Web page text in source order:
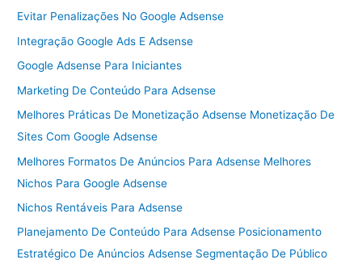
Evitar Penalizações No Google Adsense
Integração Google Ads E Adsense
Google Adsense Para Iniciantes
Marketing De Conteúdo Para Adsense
Melhores Práticas De Monetização Adsense Monetização De
Sites Com Google Adsense
Melhores Formatos De Anúncios Para Adsense Melhores
Nichos Para Google Adsense
Nichos Rentáveis Para Adsense
Planejamento De Conteúdo Para Adsense Posicionamento
Estratégico De Anúncios Adsense Segmentação De Público